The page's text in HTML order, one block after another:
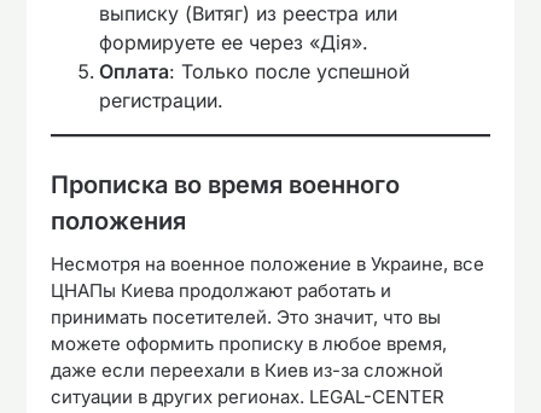
выписку (Витяг) из реестра или
формируете ее через «Дія».
Оплата: Только после успешной
регистрации.
Прописка во время военного
положения
Несмотря на военное положение в Украине, все
ЦНАПы Киева продолжают работать и
принимать посетителей. Это значит, что вы
можете оформить прописку в любое время,
даже если переехали в Киев из-за сложной
ситуации в других регионах. LEGAL-CENTER